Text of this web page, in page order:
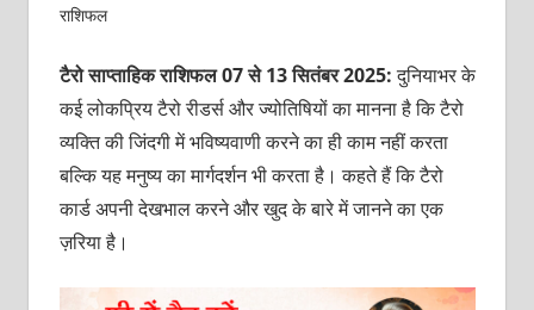
राशिफल
टैरो साप्ताहिक राशिफल 07 से 13 सितंबर 2025:दुनियाभर के
कई लोकप्रिय टैरो रीडर्स और ज्योतिषियों का मानना है कि टैरो
व्यक्ति की जिंदगी में भविष्यवाणी करने का ही काम नहीं करता
बल्कि यह मनुष्य का मार्गदर्शन भी करता है। कहते हैं कि टैरो
कार्ड अपनी देखभाल करने और खुद के बारे में जानने का एक
ज़रिया है।